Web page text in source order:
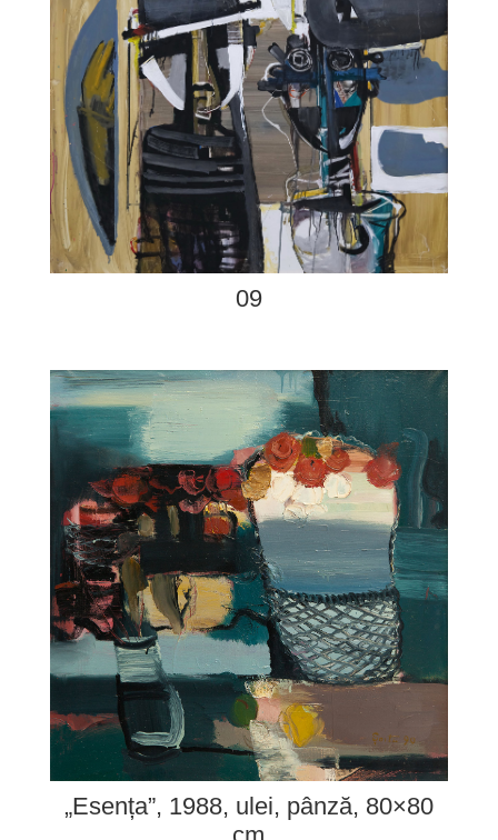
09
„Esența”, 1988, ulei, pânză, 80×80